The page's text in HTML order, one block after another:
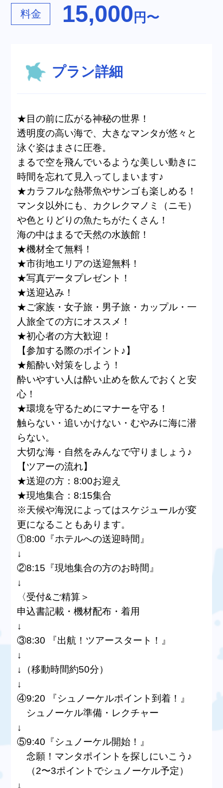
料金 15,000 円〜
プラン詳細
★目の前に広がる神秘の世界！
透明度の高い海で、大きなマンタが悠々と
泳ぐ姿はまさに圧巻。
まるで空を飛んでいるような美しい動きに
時間を忘れて見入ってしまいます♪
★カラフルな熱帯魚やサンゴも楽しめる！
マンタ以外にも、カクレクマノミ（ニモ）
や色とりどりの魚たちがたくさん！
海の中はまるで天然の水族館！
★機材全て無料！
★市街地エリアの送迎無料！
★写真データプレゼント！
★送迎込み！
★ご家族・女子旅・男子旅・カップル・一
人旅全ての方にオススメ！
★初心者の方大歓迎！
【参加する際のポイント♪】
★船酔い対策をしよう！
酔いやすい人は酔い止めを飲んでおくと安
心！
★環境を守るためにマナーを守る！
触らない・追いかけない・むやみに海に潜
らない。
大切な海・自然をみんなで守りましょう♪
【ツアーの流れ】
★送迎の方：8:00お迎え
★現地集合：8:15集合
※天候や海況によってはスケジュールが変
更になることもあります。
①8:00『ホテルへの送迎時間』
↓
②8:15『現地集合の方のお時間』
↓
〈受付&ご精算＞
申込書記載・機材配布・着用
↓
③8:30 『出航！ツアースタート！』
↓
↓（移動時間約50分）
↓
④9:20 『シュノーケルポイント到着！』
シュノーケル準備・レクチャー
↓
⑤9:40『シュノーケル開始！』
念願！マンタポイントを探しにいこう♪
（2〜3ポイントでシュノーケル予定）
↓